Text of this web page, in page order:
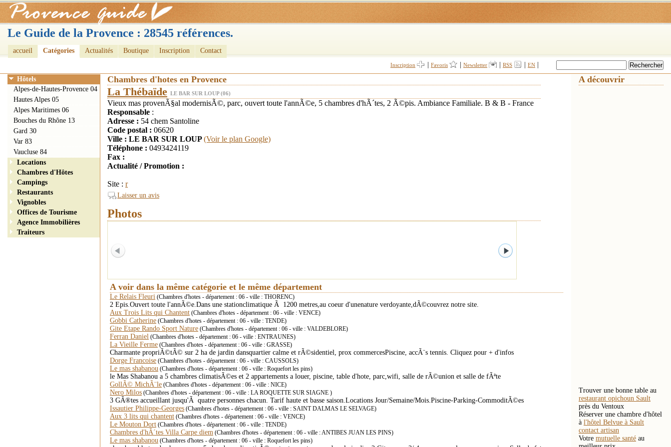
Le Guide de la Provence : 28545 références.
accueil Catégories Actualités Boutique Inscription Contact
Inscription Favoris Newsletter RSS EN
Chambres d'hotes en Provence
La Thébaïde LE BAR SUR LOUP (06)
Vieux mas provenÃ§al modernisÃ©, parc, ouvert toute l'annÃ©e, 5 chambres d'hÃ´tes, 2 Ã©pis. Ambiance Familiale. B & B - France
Responsable :
Adresse : 54 chem Santoline
Code postal : 06620
Ville : LE BAR SUR LOUP(Voir le plan Google)
Téléphone : 0493424119
Fax :
Actualité / Promotion :
Site : r
Laisser un avis
Photos
A voir dans la même catégorie et le même département
Le Relais Fleuri (Chambres d'hotes - département : 06 - ville : THORENC)
2 Epis.Ouvert toute l'annÃ©e.Dans une stationclimatique Ã 1200 metres,au coeur d'unenature verdoyante,dÃ©couvrez notre site.
Aux Trois Lits qui Chantent (Chambres d'hotes - département : 06 - ville : VENCE)
Gobbi Catherine (Chambres d'hotes - département : 06 - ville : TENDE)
Gite Etape Rando Sport Nature (Chambres d'hotes - département : 06 - ville : VALDEBLORE)
Ferran Daniel (Chambres d'hotes - département : 06 - ville : ENTRAUNES)
La Vieille Ferme (Chambres d'hotes - département : 06 - ville : GRASSE)
Charmante propriÃ©tÃ© sur 2 ha de jardin dansquartier calme et rÃ©sidentiel, prox commercesPiscine, accÃ¨s tennis. Cliquez pour + d'infos
Dorge Francoise (Chambres d'hotes - département : 06 - ville : CAUSSOLS)
Le mas shabanou (Chambres d'hotes - département : 06 - ville : Roquefort les pins)
le Mas Shabanou a 5 chambres climatisÃ©es et 2 appartements a louer, piscine, table d'hote, parc,wifi, salle de rÃ©union et salle de fÃªte
GollÃ© MichÃ¨le (Chambres d'hotes - département : 06 - ville : NICE)
Nero Milos (Chambres d'hotes - département : 06 - ville : LA ROQUETTE SUR SIAGNE )
3 GÃ®tes accueillant jusqu'Ã quatre personnes chacun. Tarif haute et basse saison.Locations Jour/Semaine/Mois.Piscine-Parking-CommoditÃ©es
Issautier Philippe-Georges (Chambres d'hotes - département : 06 - ville : SAINT DALMAS LE SELVAGE)
Aux 3 lits qui chantent (Chambres d'hotes - département : 06 - ville : VENCE)
Le Mouton Dort (Chambres d'hotes - département : 06 - ville : TENDE)
Chambres d'hÃ´tes Villa Carpe diem (Chambres d'hotes - département : 06 - ville : ANTIBES JUAN LES PINS)
Le mas shabanou (Chambres d'hotes - département : 06 - ville : Roquefort les pins)
Hôtels
Alpes-de-Hautes-Provence 04
Hautes Alpes 05
Alpes Maritimes 06
Bouches du Rhône 13
Gard 30
Var 83
Vaucluse 84
Locations
Chambres d'Hôtes
Campings
Restaurants
Vignobles
Offices de Tourisme
Agence Immobilières
Traiteurs
A découvrir
Trouver une bonne table au
restaurant opichoun Sault
près du Ventoux
Réserver une chambre d'hôtel
à l'hôtel Belvue à Sault
contact artisan
Votre mutuelle santé au